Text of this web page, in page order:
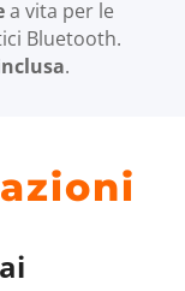
a vita per le
Bluetooth.
.